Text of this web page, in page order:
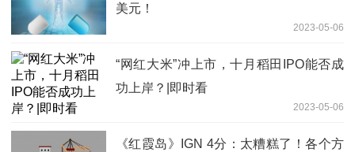
美元！
2023-05-06
“网红大米”冲上市，十月稻田IPO能否成
功上岸？|即时看
2023-05-06
《红霞岛》IGN 4分：太糟糕了！各个方